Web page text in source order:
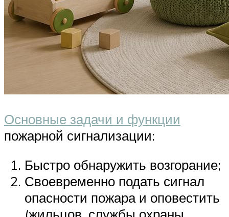
Основные задачи и функции
пожарной сигнализации:
Быстро обнаружить возгорание;
Своевременно подать сигнал
опасности пожара и оповестить